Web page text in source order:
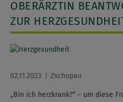
OBERÄRZTIN
ZUR
02.11.2023 Zschopau
„Bin ich herzkrank?“ – um diese